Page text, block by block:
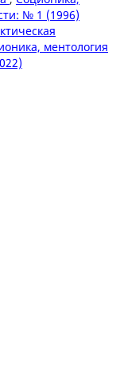
№ 1 (1996)
ментология